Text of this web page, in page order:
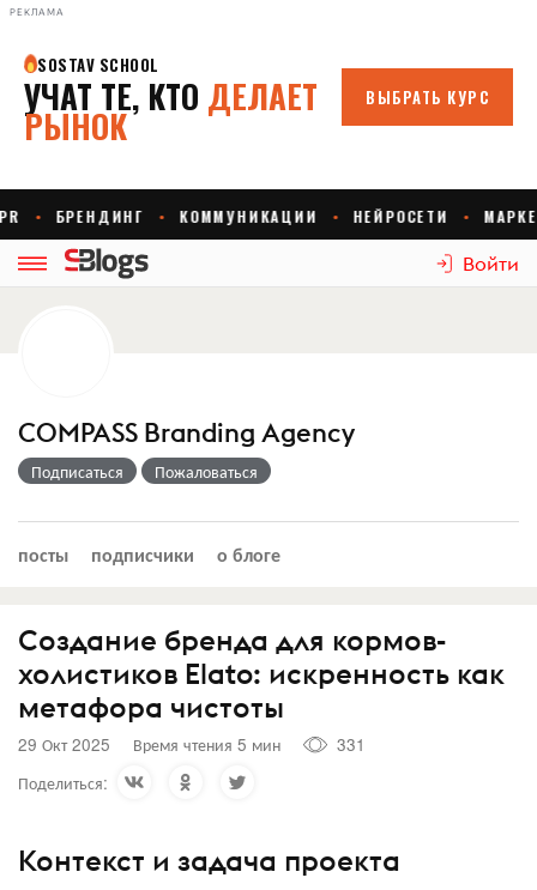
РЕКЛАМА
Войти
COMPASS Branding Agency
Подписаться Пожаловаться
посты подписчики о блоге
Создание бренда для кормов-
холистиков Elato: искренность как
метафора чистоты
29 Окт 2025 Время чтения 5 мин
331
Поделиться:
Контекст и задача проекта